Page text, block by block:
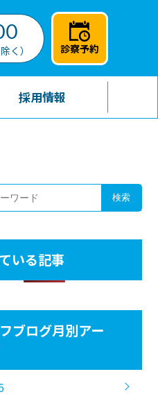
く） 診察予約
採用情報
いる記事
ブログ月別アー